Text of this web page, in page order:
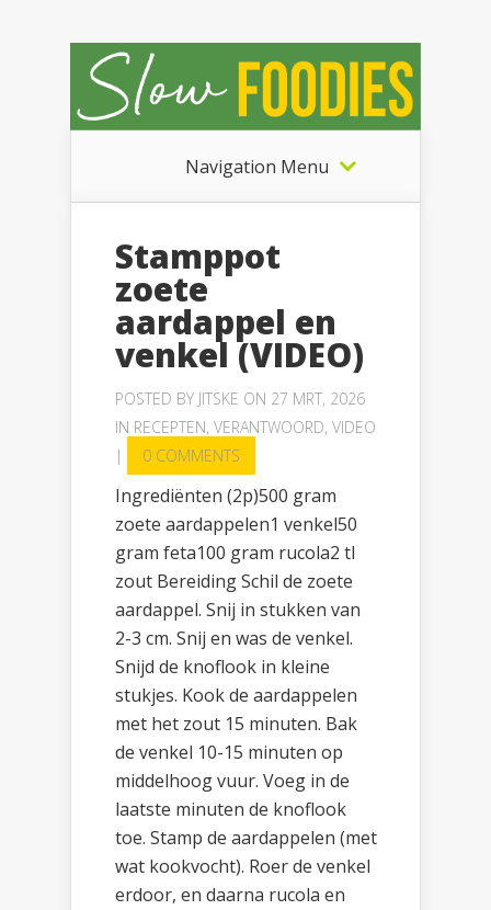
Navigation Menu
Stamppot
zoete
aardappel en
venkel (VIDEO)
POSTED BY JITSKE ON 27 MRT, 2026
IN RECEPTEN, VERANTWOORD, VIDEO
|
0 COMMENTS
Ingrediënten (2p)500 gram
zoete aardappelen1 venkel50
gram feta100 gram rucola2 tl
zout Bereiding Schil de zoete
aardappel. Snij in stukken van
2-3 cm. Snij en was de venkel.
Snijd de knoflook in kleine
stukjes. Kook de aardappelen
met het zout 15 minuten. Bak
de venkel 10-15 minuten op
middelhoog vuur. Voeg in de
laatste minuten de knoflook
toe. Stamp de aardappelen (met
wat kookvocht). Roer de venkel
erdoor, en daarna rucola en